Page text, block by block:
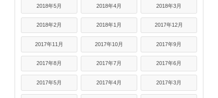
2018年5月 2018年4月 2018年3月
2018年2月 2018年1月 2017年12月
2017年11月 2017年10月 2017年9月
2017年8月 2017年7月 2017年6月
2017年5月 2017年4月 2017年3月